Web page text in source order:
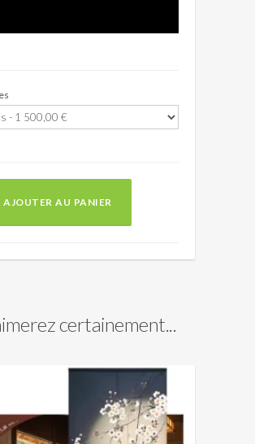
AJOUTER AU PANIER
certainement...